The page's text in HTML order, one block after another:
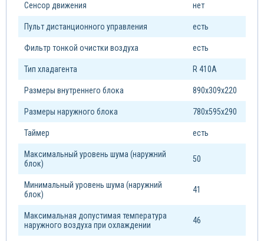
Сенсор движения нет
Пульт дистанционного управления есть
Фильтр тонкой очистки воздуха есть
Тип xладагента R 410A
Размеры внутреннего блока 890х309х220
Размеры наружного блока 780х595х290
Таймер есть
Максимальный уровень шума (наружний
блок)
50
Минимальный уровень шума (наружний
блок)
41
Максимальная допустимая температура
наружного воздуха при охлаждении
46